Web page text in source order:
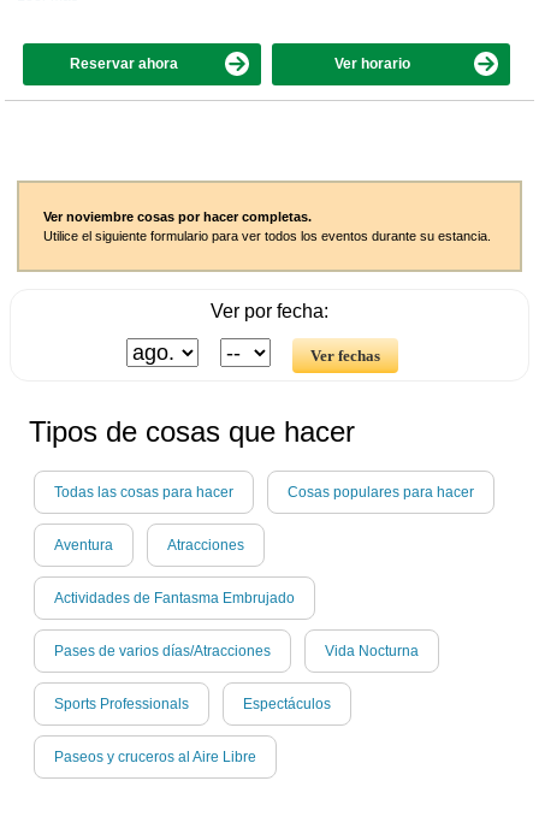
Reservar ahora Ver horario
Ver noviembre cosas por hacer completas.
Utilice el siguiente formulario para ver todos los eventos durante su estancia.
Ver por fecha:
Tipos de cosas que hacer
Todas las cosas para hacer Cosas populares para hacer
Aventura Atracciones
Actividades de Fantasma Embrujado
Pases de varios días/Atracciones Vida Nocturna
Sports Professionals Espectáculos
Paseos y cruceros al Aire Libre